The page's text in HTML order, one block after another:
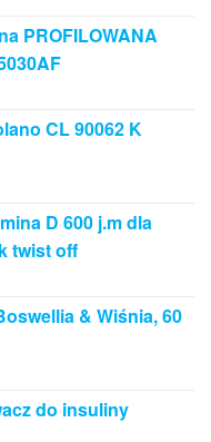
PROFILOWANA
CL 90062 K
D 600 j.m dla
twist off
& Wiśnia, 60
do insuliny